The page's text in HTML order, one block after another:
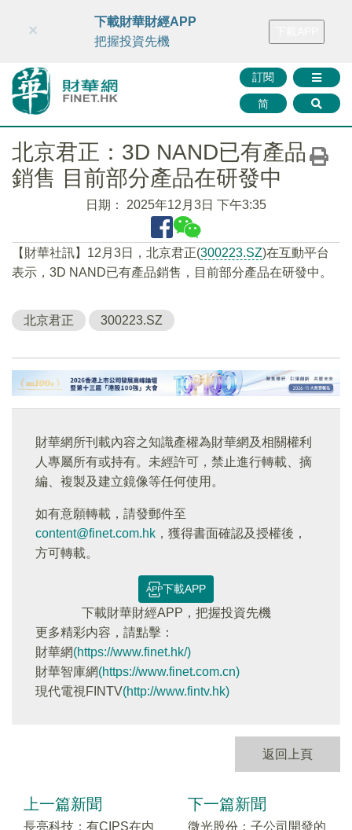
財華智庫網 FINTV FINMETA 財華證券 媒體矩陣
訂閱
简
×
下載財華財經APP
把握投資先機
北京君正：3D NAND已有產品
銷售 目前部分產品在研發中
日期： 2025年12月3日 下午3:35
【財華社訊】12月3日，北京君正(300223.SZ)在互動平台
表示，3D NAND已有產品銷售，目前部分產品在研發中。
北京君正 300223.SZ
財華網所刊載內容之知識產權為財華網及相關權利
人專屬所有或持有。未經許可，禁止進行轉載、摘
編、複製及建立鏡像等任何使用。
如有意願轉載，請發郵件至
content@finet.com.hk ，獲得書面確認及授權後，
方可轉載。
下載APP
下載財華財經APP，把握投資先機
更多精彩内容，請點擊：
財華網(https://www.finet.hk/)
財華智庫網(https://www.finet.com.cn)
現代電視FINTV(http://www.fintv.hk)
返回上頁
上一篇新聞
長亮科技：有CIPS在内
下一篇新聞
微光股份：子公司開發的